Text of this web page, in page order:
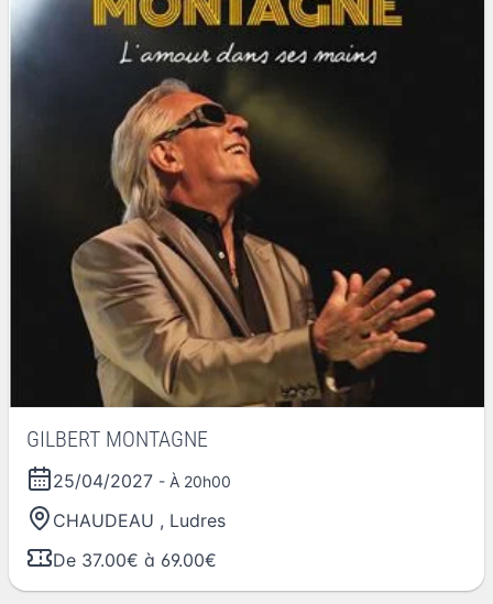
GILBERT MONTAGNE
25/04/2027 - À 20h00
CHAUDEAU , Ludres
De 37.00€ à 69.00€